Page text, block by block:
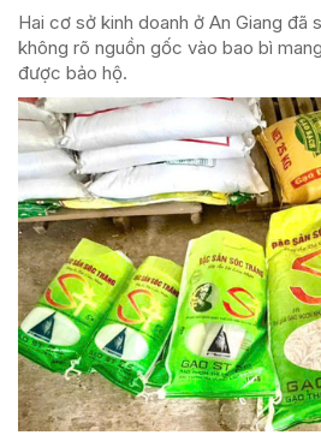
Hai cơ sở kinh doanh ở An Giang đã
không rõ nguồn gốc vào bao bì
được bảo hộ.